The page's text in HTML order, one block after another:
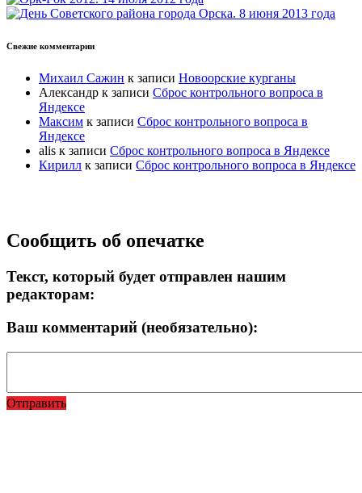
Свежие комментарии
Михаил Сажин к записи Новоорские курганы
Александр к записи Сброс контрольного вопроса в
Яндексе
Максим к записи Сброс контрольного вопроса в
Яндексе
alis к записи Сброс контрольного вопроса в Яндексе
Кирилл к записи Сброс контрольного вопроса в Яндексе
Прокрутка
вверх
Сообщить об опечатке
Текст, который будет отправлен нашим
редакторам:
Ваш комментарий (необязательно):
Отправить